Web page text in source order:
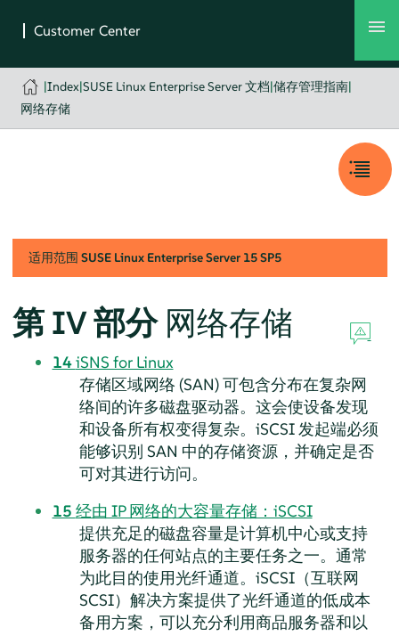
|Index|SUSE Linux Enterprise Server 文档|储存管理指南|
网络存储
适用范围 SUSE Linux Enterprise Server 15 SP5
第 IV 部分 网络存储
14iSNS for Linux
存储区域网络 (SAN) 可包含分布在复杂网
络间的许多磁盘驱动器。这会使设备发现
和设备所有权变得复杂。iSCSI 发起端必须
能够识别 SAN 中的存储资源，并确定是否
可对其进行访问。
15 经由 IP 网络的大容量存储：iSCSI
提供充足的磁盘容量是计算机中心或支持
服务器的任何站点的主要任务之一。通常
为此目的使用光纤通道。iSCSI（互联网
SCSI）解决方案提供了光纤通道的低成本
备用方案，可以充分利用商品服务器和以